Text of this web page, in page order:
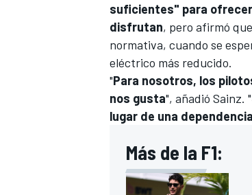
suficientes" para
disfrutan, pero afirmó
normativa, cuando se
eléctrico más reducido.
"Para nosotros, los
nos gusta", añadió Sainz. "
lugar de una
Más de la F1: